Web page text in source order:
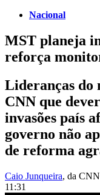
Nacional
MST planeja
reforça
Lideranças do
CNN que
invasões país
governo não
de reforma
Caio Junqueira, da CNN
11:31